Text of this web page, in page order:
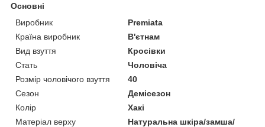
Основні
Виробник
Premiata
Країна виробник
В'єтнам
Вид взуття
Кросівки
Стать
Чоловіча
Розмір чоловічого взуття
40
Сезон
Демісезон
Колір
Хакі
Матеріал верху
Натуральна шкіра/замша/